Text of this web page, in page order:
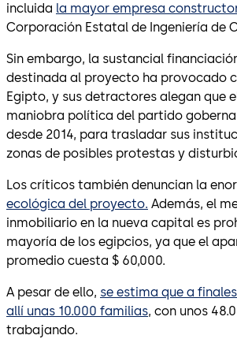
incluida la mayor empresa
Corporación Estatal de Ingeniería de
Sin embargo, la sustancial
destinada al proyecto ha provocado
Egipto, y sus detractores alegan que
maniobra política del partido
desde 2014, para trasladar sus
zonas de posibles protestas y
Los críticos también denuncian la
ecológica del proyecto. Además, el
inmobiliario en la nueva capital es
mayoría de los egipcios, ya que el
promedio cuesta $ 60,000.
A pesar de ello, se estima que a
allí unas 10.000 familias, con unos
trabajando.